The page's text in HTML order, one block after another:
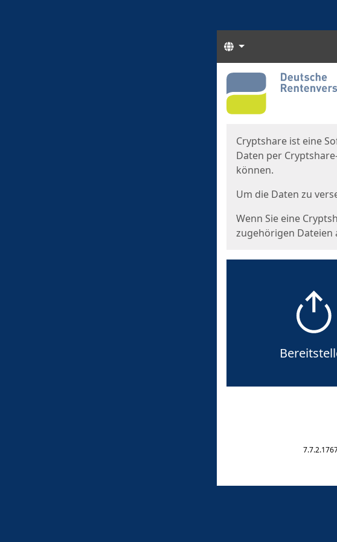
Sprachen
Start
Cryptshare ist eine
Daten per
können.
Um die Daten zu
Wenn Sie eine
zugehörigen Dateien